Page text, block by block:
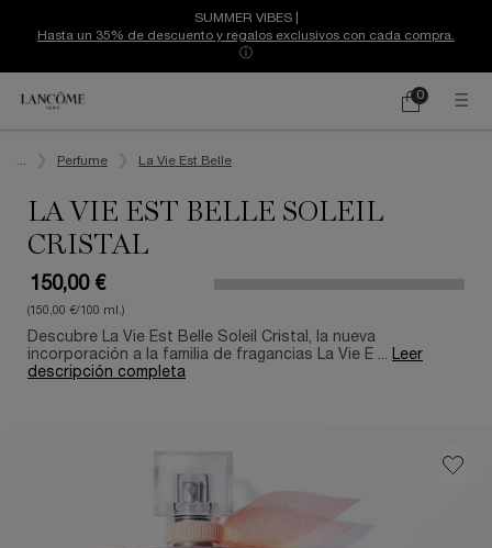
SUMMER VIBES |
Hasta un 35% de descuento y regalos exclusivos con cada compra.
ⓘ
Mi
0
0 producto
Perfume La Vie Est Belle
LA VIE EST BELLE SOLEIL
CRISTAL
150,00 €
(150,00 €/100 ml.)
Descubre La Vie Est Belle Soleil Cristal, la nueva
incorporación a la familia de fragancias La Vie E ... Leer
descripción completa